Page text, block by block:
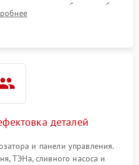
протечек или сбоев в работе
управления.
деталей
и панели управления.
ТЭНа, сливного насоса и